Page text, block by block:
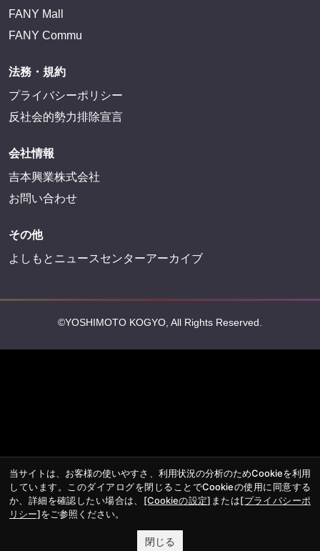
FANY Mall
FANY Commu
法務・規約
プライバシーポリシー
反社会的勢力排除宣言
会社情報
吉本興業株式会社
お問い合わせ
その他
よしもとニュースセンターアーカイブ
©YOSHIMOTO KOGYO, All Rights Reserved.
当サイトは、お客様の使いやすさ、利用状況の分析のためCookieを利用
しています。このダイアログを閉じることでCookieの使用に同意する
か、詳細を確認したい場合は、 [Cookieの設定] または[プライバシーポ
リシー]をご参照ください。
閉じる